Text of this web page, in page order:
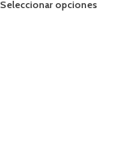
Seleccionar opciones